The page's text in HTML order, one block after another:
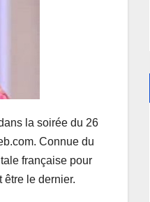
la soirée du 26
Connue du
française pour
être le dernier.